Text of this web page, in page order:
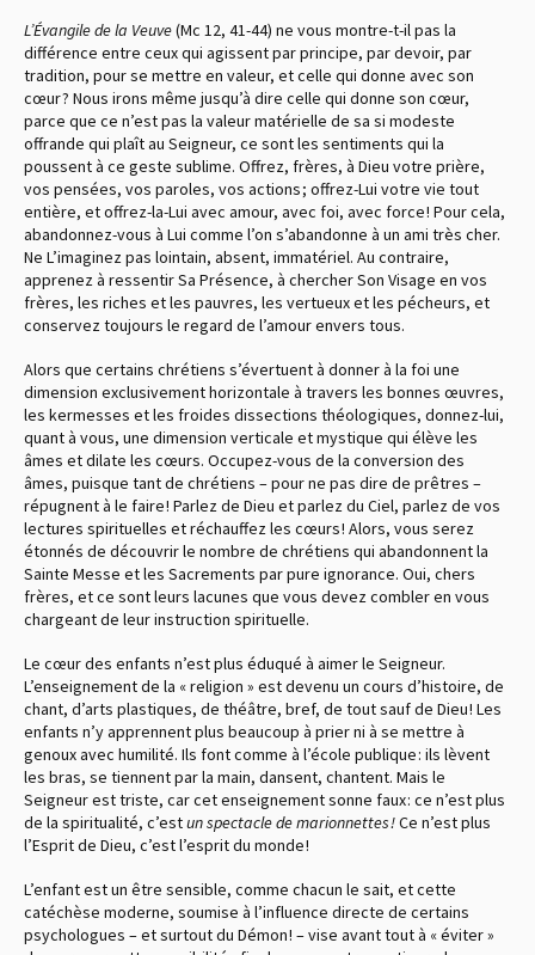
L’Évangile de la Veuve(Mc 12, 41-44) ne vous montre-t-il pas la
différence entre ceux qui agissent par principe, par devoir, par
tradition, pour se mettre en valeur, et celle qui donne avec son
cœur ? Nous irons même jusqu’à dire celle qui donne son cœur,
parce que ce n’est pas la valeur matérielle de sa si modeste
offrande qui plaît au Seigneur, ce sont les sentiments qui la
poussent à ce geste sublime. Offrez, frères, à Dieu votre prière,
vos pensées, vos paroles, vos actions ; offrez-Lui votre vie tout
entière, et offrez-la-Lui avec amour, avec foi, avec force ! Pour cela,
abandonnez-vous à Lui comme l’on s’abandonne à un ami très cher.
Ne L’imaginez pas lointain, absent, immatériel. Au contraire,
apprenez à ressentir Sa Présence, à chercher Son Visage en vos
frères, les riches et les pauvres, les vertueux et les pécheurs, et
conservez toujours le regard de l’amour envers tous.
Alors que certains chrétiens s’évertuent à donner à la foi une
dimension exclusivement horizontale à travers les bonnes œuvres,
les kermesses et les froides dissections théologiques, donnez-lui,
quant à vous, une dimension verticale et mystique qui élève les
âmes et dilate les cœurs. Occupez-vous de la conversion des
âmes, puisque tant de chrétiens – pour ne pas dire de prêtres –
répugnent à le faire ! Parlez de Dieu et parlez du Ciel, parlez de vos
lectures spirituelles et réchauffez les cœurs ! Alors, vous serez
étonnés de découvrir le nombre de chrétiens qui abandonnent la
Sainte Messe et les Sacrements par pure ignorance. Oui, chers
frères, et ce sont leurs lacunes que vous devez combler en vous
chargeant de leur instruction spirituelle.
Le cœur des enfants n’est plus éduqué à aimer le Seigneur.
L’enseignement de la « religion » est devenu un cours d’histoire, de
chant, d’arts plastiques, de théâtre, bref, de tout sauf de Dieu ! Les
enfants n’y apprennent plus beaucoup à prier ni à se mettre à
genoux avec humilité. Ils font comme à l’école publique : ils lèvent
les bras, se tiennent par la main, dansent, chantent. Mais le
Seigneur est triste, car cet enseignement sonne faux : ce n’est plus
de la spiritualité, c’estun spectacle de marionnettes !Ce n’est plus
l’Esprit de Dieu, c’est l’esprit du monde !
L’enfant est un être sensible, comme chacun le sait, et cette
catéchèse moderne, soumise à l’influence directe de certains
psychologues – et surtout du Démon ! – vise avant tout à « éviter »